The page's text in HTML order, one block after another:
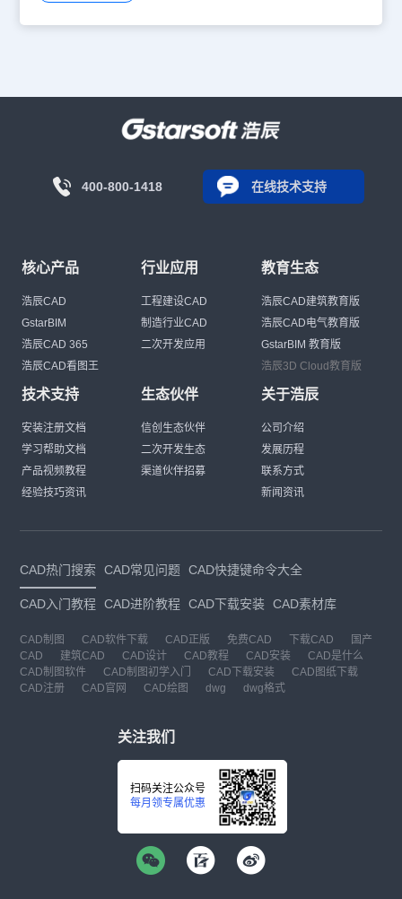
400-800-1418 在线技术支持
核心产品
浩辰CAD
GstarBIM
浩辰CAD 365
浩辰CAD看图王
行业应用
工程建设CAD
制造行业CAD
二次开发应用
教育生态
浩辰CAD建筑教育版
浩辰CAD电气教育版
GstarBIM 教育版
浩辰3D Cloud教育版
技术支持
安装注册文档
学习帮助文档
产品视频教程
经验技巧资讯
生态伙伴
信创生态伙伴
二次开发生态
渠道伙伴招募
关于浩辰
公司介绍
发展历程
联系方式
新闻资讯
CAD热门搜索 CAD常见问题 CAD快捷键命令大全
CAD入门教程 CAD进阶教程 CAD下载安装 CAD素材库
CAD制图 CAD软件下载 CAD正版 免费CAD 下载CAD
国产
CAD
建筑CAD CAD设计 CAD教程 CAD安装
CAD是什么
CAD制图软件
CAD制图初学入门 CAD下载安装
CAD图纸下载
CAD注册
CAD官网 CAD绘图 dwg dwg格式
关注我们
扫码关注公众号
每月领专属优惠